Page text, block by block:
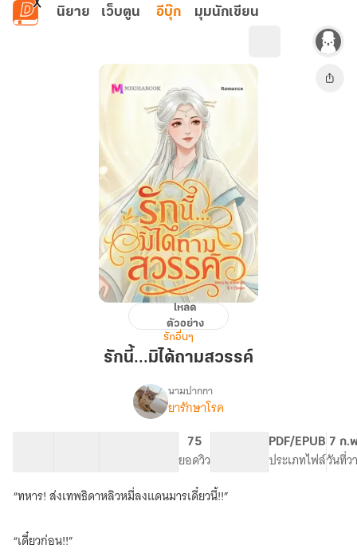
ข้ามไปยังเนื้อหาหลัก
นิยาย เว็บตูน อีบุ๊ก มุมนักเขียน
นี้...มิได้
ถาม
โหลด
ตัวอย่าง
รักอื่นๆ
รักนี้...มิได้ถามสวรรค์
เรื่อง
นี้...มิได้
ถาม
สวรรค์
นามปากกา
ยารักษาโรค
75
ยอดวิว
PDF/EPUB
ประเภทไฟล์
7 ก.
วันที่ว
“ทหาร! ส่งเทพธิดาหลิวหมี่ลงแดนมารเดี๋ยวนี้!!”
“เดี๋ยวก่อน!!”